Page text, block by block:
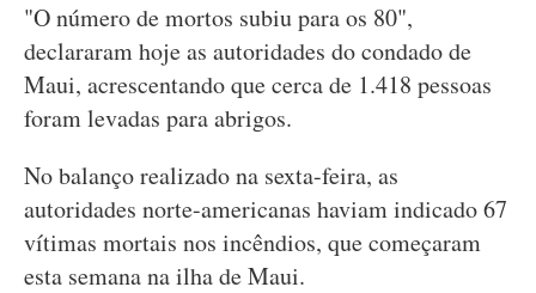
"O número de mortos subiu para os 80",
declararam hoje as autoridades do condado de
Maui, acrescentando que cerca de 1.418 pessoas
foram levadas para abrigos.
No balanço realizado na sexta-feira, as
autoridades norte-americanas haviam indicado 67
vítimas mortais nos incêndios, que começaram
esta semana na ilha de Maui.